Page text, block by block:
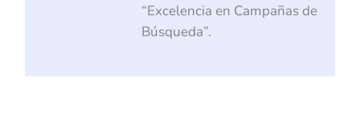
“Excelencia en Campañas de
Búsqueda”.